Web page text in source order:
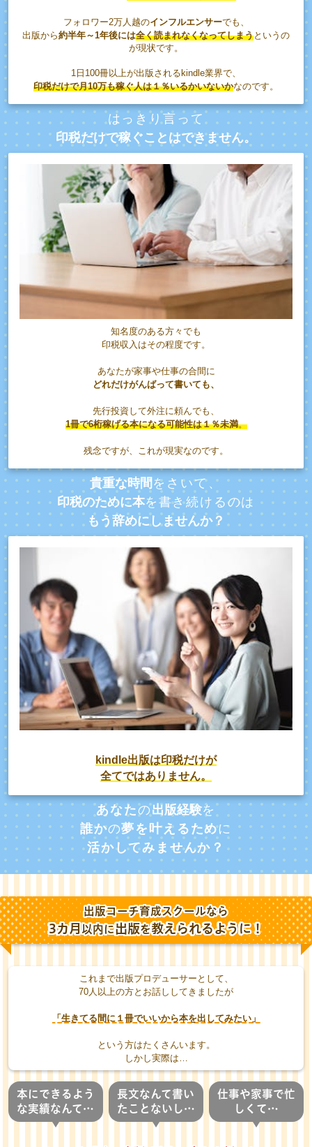
フォロワー2万人越のインフルエンサーでも、
出版から約半年～1年後には全く読まれなくなってしまうというの
が現状です。
1日100冊以上が出版されるkindle業界で、
印税だけで月10万も稼ぐ人は１％いるかいないかなのです。
はっきり言って
印税だけで稼ぐことはできません。
知名度のある方々でも
印税収入はその程度です。
あなたが家事や仕事の合間に
どれだけがんばって書いても、
先行投資して外注に頼んでも、
1冊で6桁稼げる本になる可能性は１％未満。
残念ですが、これが現実なのです。
貴重な時間 をさいて、
印税のために本を書き続けるのは
もう辞めにしませんか？
kindle出版は印税だけが
全てではありません。
あなたの出版経験を
誰かの夢を叶えるために
活かしてみませんか？
出版コーチ育成スクールなら
3カ月以内に出版を教えられるように！
これまで出版プロデューサーとして、
70人以上の方とお話ししてきましたが
「生きてる間に１冊でいいから本を出してみたい」
という方はたくさんいます。
しかし実際は…
本にできるよう
な実績なんて…
長文なんて書い
たことないし…
仕事や家事で忙
しくて…